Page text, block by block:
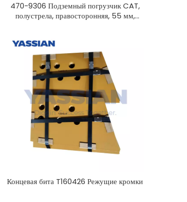
470-9306 Подземный погрузчик CAT,
полустрела, правосторонняя, 55 мм,
болтовых кромок полустрелы, защита
кромок сегмента колесного погрузчика
CAT, полустрела
Концевая бита T160426 Режущие кромки